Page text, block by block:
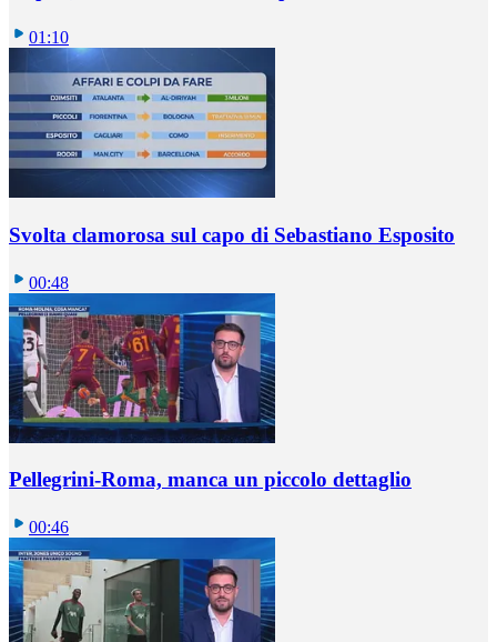
01:10
Svolta clamorosa sul capo di Sebastiano Esposito
00:48
Pellegrini-Roma, manca un piccolo dettaglio
00:46